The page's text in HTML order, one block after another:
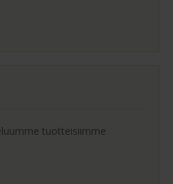
tuotteisiimme